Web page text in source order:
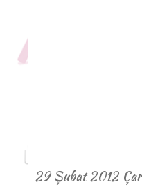
29 Şubat 2012